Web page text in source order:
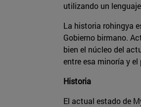
utilizando un
La historia rohingya
Gobierno birmano.
bien el núcleo del
entre esa minoría y
Historia
El actual estado de